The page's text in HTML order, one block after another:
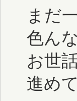
まだ
色ん
お世
進め